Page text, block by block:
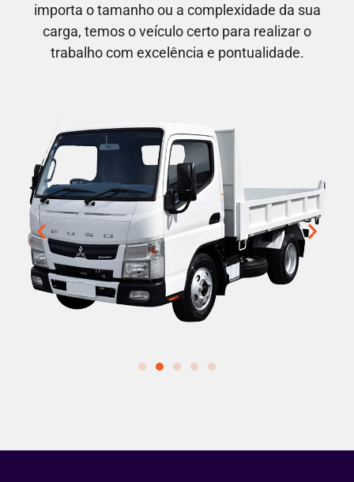
importa o tamanho ou a complexidade da sua
carga, temos o veículo certo para realizar o
trabalho com excelência e pontualidade.